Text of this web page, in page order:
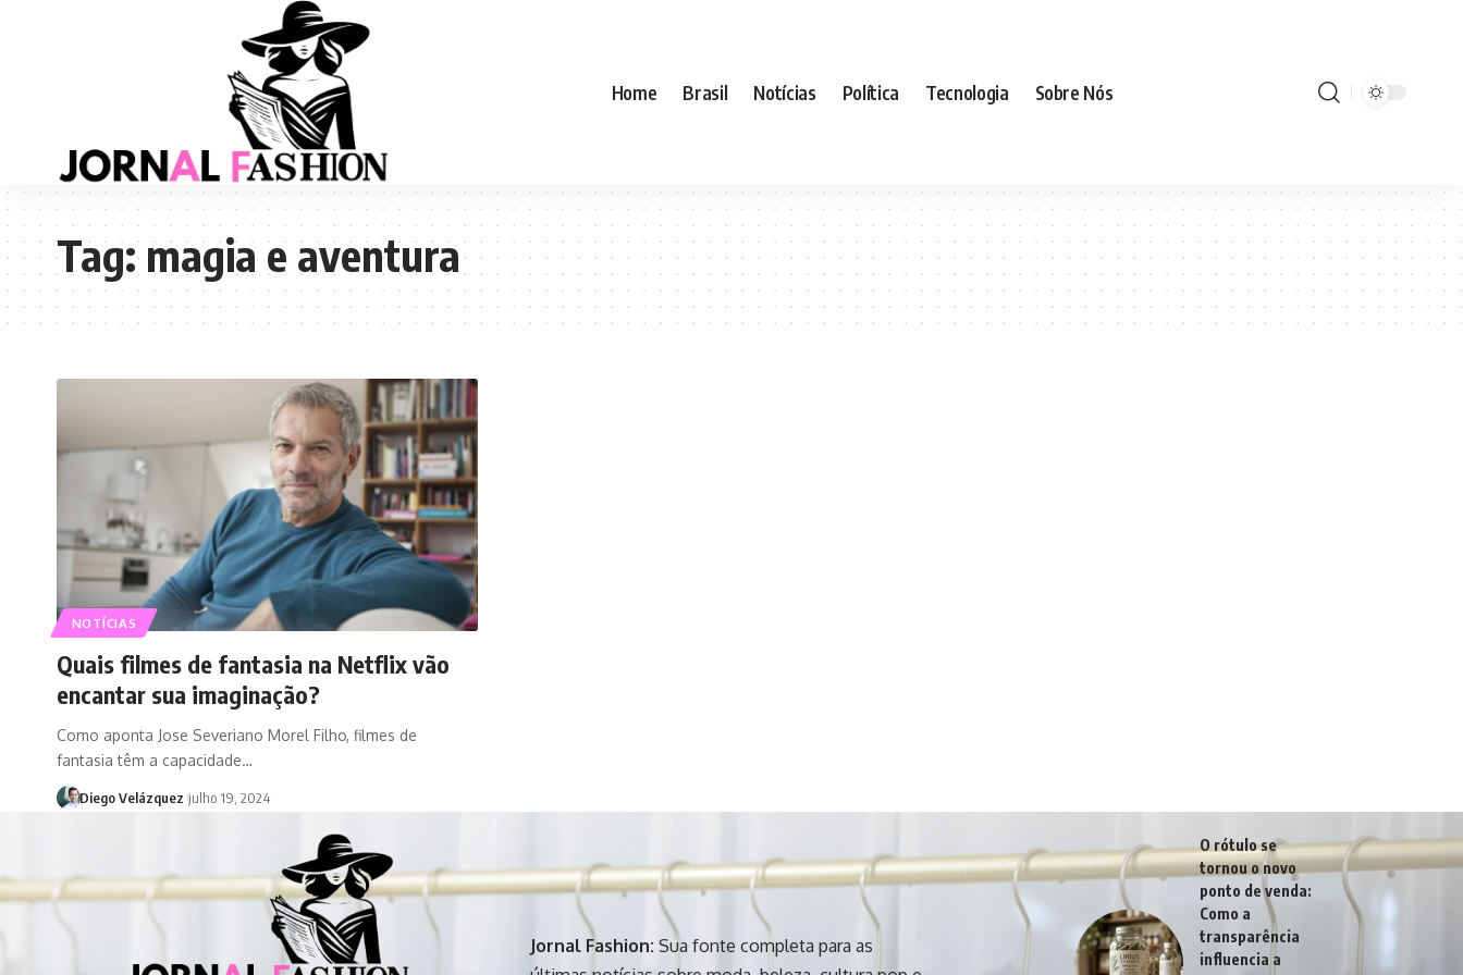
Home Brasil Notícias Política Tecnologia Sobre Nós
Tag:magia e aventura
NOTÍCIAS
Quais filmes de fantasia na Netflix vão
encantar sua imaginação?
Como aponta Jose Severiano Morel Filho, filmes de
fantasia têm a capacidade…
Diego Velázquez julho 19, 2024
Jornal Fashion: Sua fonte completa para as
O rótulo se
tornou o novo
ponto de venda:
Como a
transparência
influencia a